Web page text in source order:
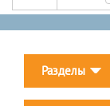
Разделы